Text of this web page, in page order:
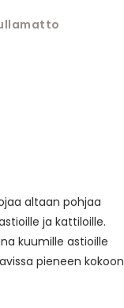
altaan pohjaa
ja kattiloille.
kuumille astioille
pieneen kokoon